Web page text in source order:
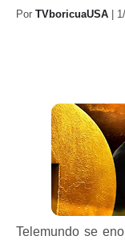
Por TVboricuaUSA
Telemundo se